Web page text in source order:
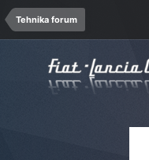
Tehnika forum